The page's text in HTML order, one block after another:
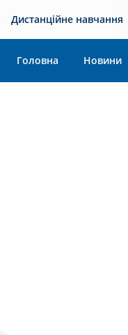
Дистанційне навчання
Головна Новини